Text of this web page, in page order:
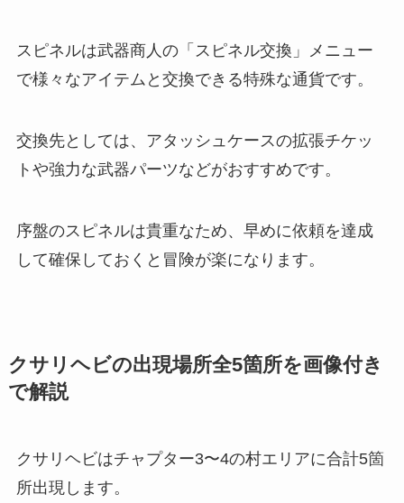
スピネルは武器商人の「スピネル交換」メニュー
で様々なアイテムと交換できる特殊な通貨です。
交換先としては、アタッシュケースの拡張チケッ
トや強力な武器パーツなどがおすすめです。
序盤のスピネルは貴重なため、早めに依頼を達成
して確保しておくと冒険が楽になります。
クサリヘビの出現場所全5箇所を画像付き
で解説
クサリヘビはチャプター3〜4の村エリアに合計5箇
所出現します。